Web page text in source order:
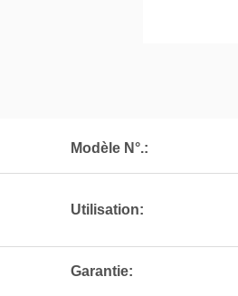
Modèle N°.:
Utilisation:
Garantie: